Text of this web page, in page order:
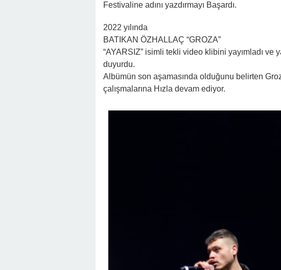
Festivaline adını yazdırmayı Başardı.
2022 yılında
BATIKAN ÖZHALLAÇ “GROZA”
“AYARSIZ” isimli tekli video klibini yayımladı ve
duyurdu.
Albümün son aşamasında olduğunu belirten
çalışmalarına Hızla devam ediyor.